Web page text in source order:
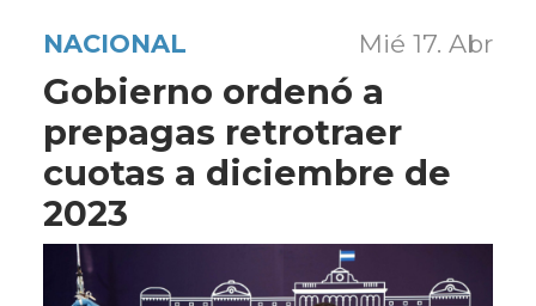
NACIONAL Mié 17. Abr
Gobierno ordenó a
prepagas retrotraer
cuotas a diciembre de
2023